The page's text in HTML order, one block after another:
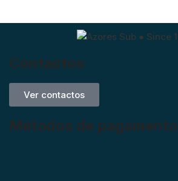
Contactos
Ver contactos
Métodos de pagamento